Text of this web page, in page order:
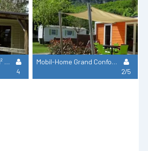
Mobil-Home Confort 21M² / 2 Chambres - Terrasse -
4
Mobil-Home Grand Confort 30M² / 2 Chambres - Terrasse
2/5